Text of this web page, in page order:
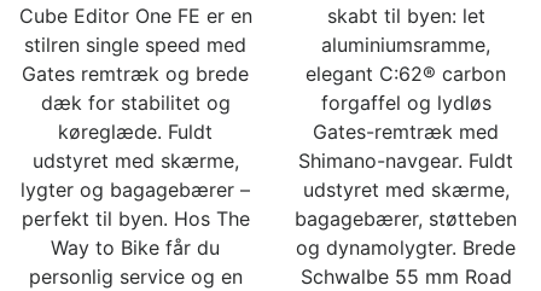
Cube Editor One FE er en
stilren single speed med
Gates remtræk og brede
dæk for stabilitet og
køreglæde. Fuldt
udstyret med skærme,
lygter og bagagebærer –
perfekt til byen. Hos The
Way to Bike får du
personlig service og en
skabt til byen: let
aluminiumsramme,
elegant C:62® carbon
forgaffel og lydløs
Gates-remtræk med
Shimano-navgear. Fuldt
udstyret med skærme,
bagagebærer, støtteben
og dynamolygter. Brede
Schwalbe 55 mm Road